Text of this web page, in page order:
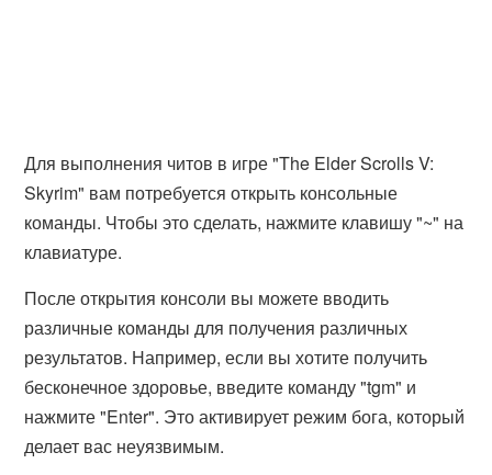
Для выполнения читов в игре "The Elder Scrolls V:
Skyrim" вам потребуется открыть консольные
команды. Чтобы это сделать, нажмите клавишу "~" на
клавиатуре.
После открытия консоли вы можете вводить
различные команды для получения различных
результатов. Например, если вы хотите получить
бесконечное здоровье, введите команду "tgm" и
нажмите "Enter". Это активирует режим бога, который
делает вас неуязвимым.